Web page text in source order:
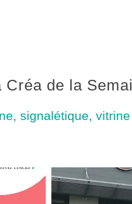
Créa de la
signalétique,